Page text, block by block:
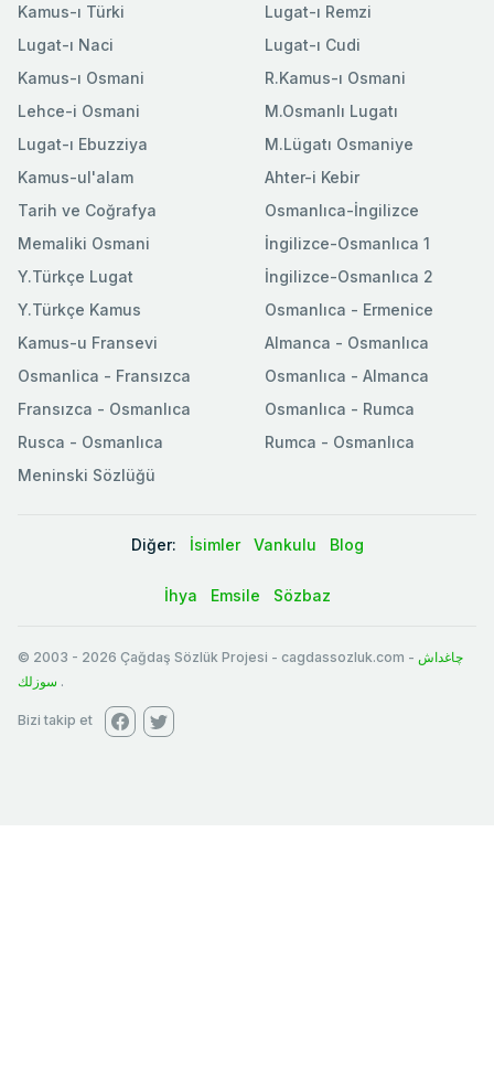
Kamus-ı Türki
Lugat-ı Naci
Kamus-ı Osmani
Lehce-i Osmani
Lugat-ı Ebuzziya
Lugat-ı Remzi
Lugat-ı Cudi
R.Kamus-ı Osmani
M.Osmanlı Lugatı
M.Lügatı Osmaniye
Kamus-ul'alam
Tarih ve Coğrafya
Memaliki Osmani
Y.Türkçe Lugat
Y.Türkçe Kamus
Ahter-i Kebir
Osmanlıca-İngilizce
İngilizce-Osmanlıca 1
İngilizce-Osmanlıca 2
Osmanlıca - Ermenice
Kamus-u Fransevi
Osmanlica - Fransızca
Fransızca - Osmanlıca
Rusca - Osmanlıca
Meninski Sözlüğü
Almanca - Osmanlıca
Osmanlıca - Almanca
Osmanlıca - Rumca
Rumca - Osmanlıca
Diğer: İsimler Vankulu Blog
İhya Emsile Sözbaz
© 2003 - 2026 Çağdaş Sözlük Projesi - cagdassozluk.com - چاغداش
سوزلك .
Bizi takip et